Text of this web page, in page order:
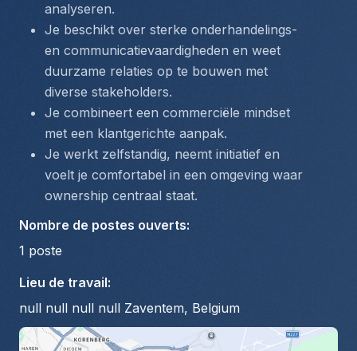
analyseren.
Je beschikt over sterke onderhandelings-
en communicatievaardigheden en weet
duurzame relaties op te bouwen met
diverse stakeholders.
Je combineert een commerciële mindset
met een klantgerichte aanpak.
Je werkt zelfstandig, neemt initiatief en
voelt je comfortabel in een omgeving waar
ownership centraal staat.
Nombre de postes ouverts:
1 poste
Lieu de travail:
null null null null Zaventem, Belgium